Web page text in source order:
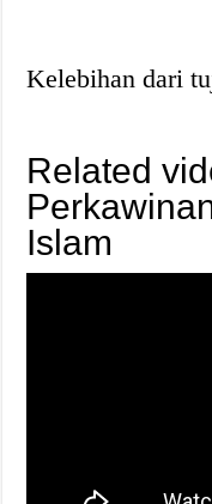
Kelebihan dari
Related
Islam